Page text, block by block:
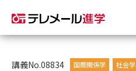
資料請求
講義No.08834 国際関係学 社会学